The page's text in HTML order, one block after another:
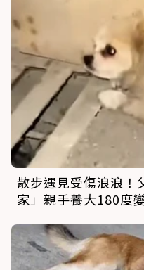
散步遇見受傷浪浪！
家」親手養大180度